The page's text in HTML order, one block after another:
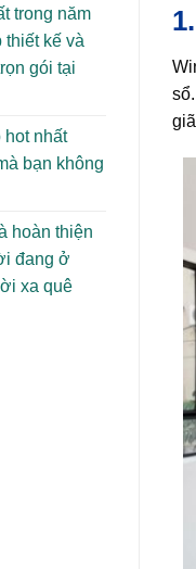
trong năm
thiết kế và
gói tại
nhất
bạn không
hoàn thiện
đang ở
xa quê